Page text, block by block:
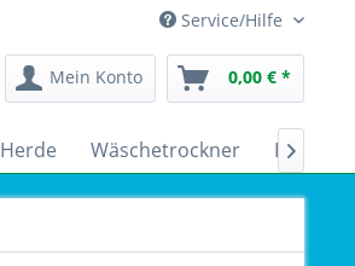
Service/Hilfe
Mein Konto 0,00 € *
Herde Wäschetrockner 